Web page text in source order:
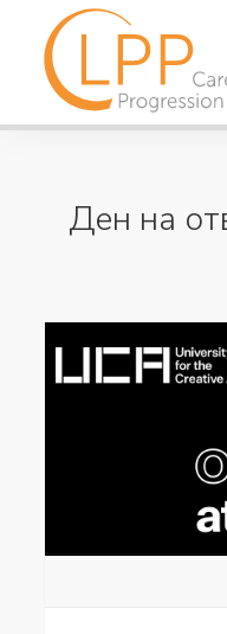
ПАРТНЬОРИ
КОНТАКТ
Ден на